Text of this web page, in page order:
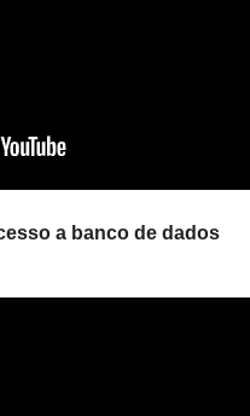
a banco de dados